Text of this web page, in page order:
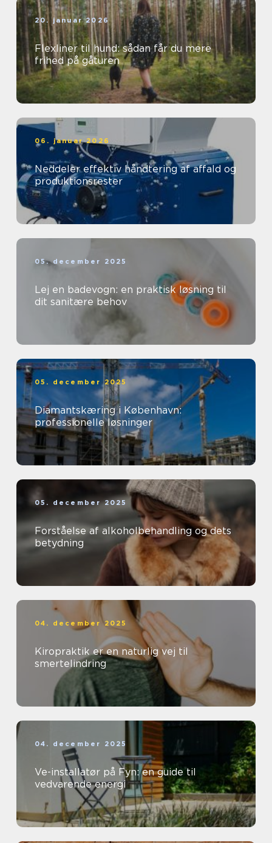
20. januar 2026
Flexliner til hund: sådan får du mere
frihed på gåturen
06. januar 2026
Neddeler effektiv håndtering af affald og
produktionsrester
05. december 2025
Lej en badevogn: en praktisk løsning til
dit sanitære behov
05. december 2025
Diamantskæring i København:
professionelle løsninger
05. december 2025
Forståelse af alkoholbehandling og dets
betydning
04. december 2025
Kiropraktik er en naturlig vej til
smertelindring
04. december 2025
Ve-installatør på Fyn: en guide til
vedvarende energi